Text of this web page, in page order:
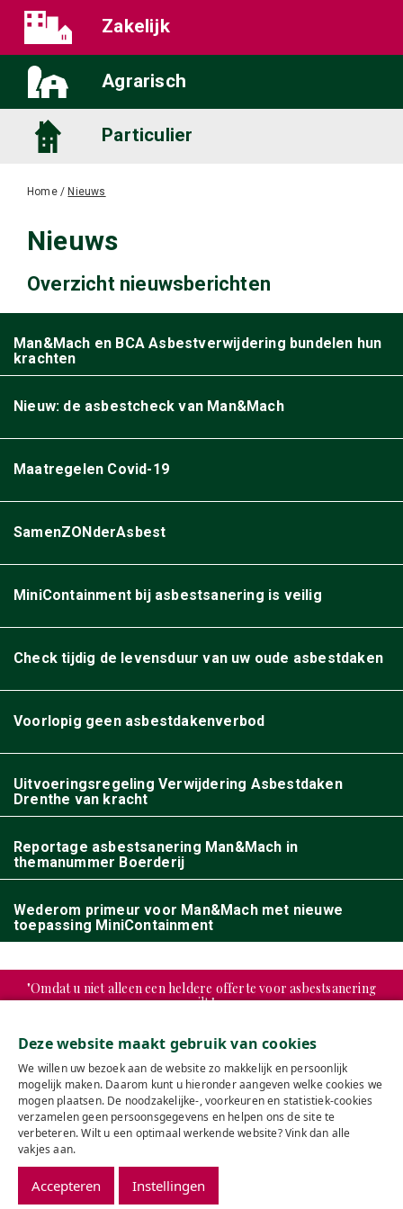
Zakelijk
Agrarisch
Particulier
Home/Nieuws
Nieuws
Overzicht nieuwsberichten
Man&Mach en BCA Asbestverwijdering bundelen hun
krachten
Nieuw: de asbestcheck van Man&Mach
Maatregelen Covid-19
SamenZONderAsbest
MiniContainment bij asbestsanering is veilig
Check tijdig de levensduur van uw oude asbestdaken
Voorlopig geen asbestdakenverbod
Uitvoeringsregeling Verwijdering Asbestdaken
Drenthe van kracht
Reportage asbestsanering Man&Mach in
themanummer Boerderij
Wederom primeur voor Man&Mach met nieuwe
toepassing MiniContainment
"Omdat u niet alleen een heldere offerte voor asbestsanering
wilt."
© 2026 Man&Mach
Contact
Offerte aanvragen
Privacyverklaring
Algemene voorwaarden
Deze website maakt gebruik van cookies
We willen uw bezoek aan de website zo makkelijk en persoonlijk
mogelijk maken. Daarom kunt u hieronder aangeven welke cookies we
mogen plaatsen. De noodzakelijke-, voorkeuren en statistiek-cookies
verzamelen geen persoonsgegevens en helpen ons de site te
verbeteren. Wilt u een optimaal werkende website? Vink dan alle
vakjes aan.
Accepteren Instellingen